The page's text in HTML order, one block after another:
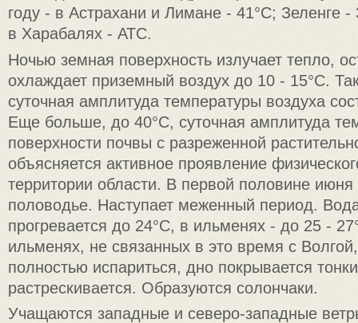
году - в Астрахани и Лимане - 41°С; Зеленге -
в Харабалях - АТС.
Ночью земная поверхность излучает тепло,
охлаждает приземный воздух до 10 - 15°С.
суточная амплитуда температуры воздуха
Еще больше, до 40°С, суточная амплитуда
поверхности почвы с разреженной
объясняется активное проявление
территории области. В первой половине июня
половодье. Наступает меженный период.
прогревается до 24°С, в ильменях - до 25 -
ильменях, не связанных в это время с
полностью испариться, дно покрывается
растрескивается. Образуются солончаки.
Учащаются западные и северо-западные